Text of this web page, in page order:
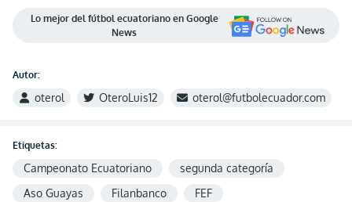
Lo mejor del fútbol ecuatoriano en Google
News
Autor:
oterol OteroLuis12 oterol@futbolecuador.com
Etiquetas:
Campeonato Ecuatoriano
segunda categoría
Aso Guayas
Filanbanco FEF